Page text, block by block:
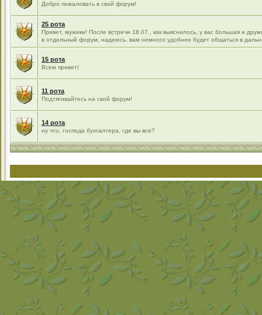
Добро пожаловать в свой форум!
25 рота
Привет, мужики! После встречи 18.07., как выяснилось, у вас большая и
в отдельный форум, надеюсь, вам немного удобнее будет общаться в
15 рота
Всем привет!
11 рота
Подтягивайтесь на свой форум!
14 рота
ну что, господа бухгалтера, где вы все?